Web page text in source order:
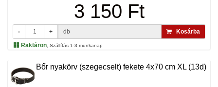
3 150 Ft
- + db
Kosárba
Raktáron , Szállítás 1-3 munkanap
Bőr nyakörv (szegecselt) fekete 4x70 cm XL (13d)